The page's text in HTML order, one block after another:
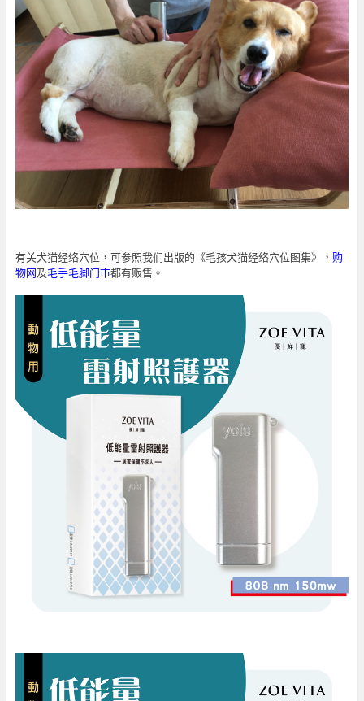
有关犬猫经络穴位，可参照我们出版的《毛孩犬猫经络穴位图集》， 购
物网及毛手毛脚门市都有贩售。